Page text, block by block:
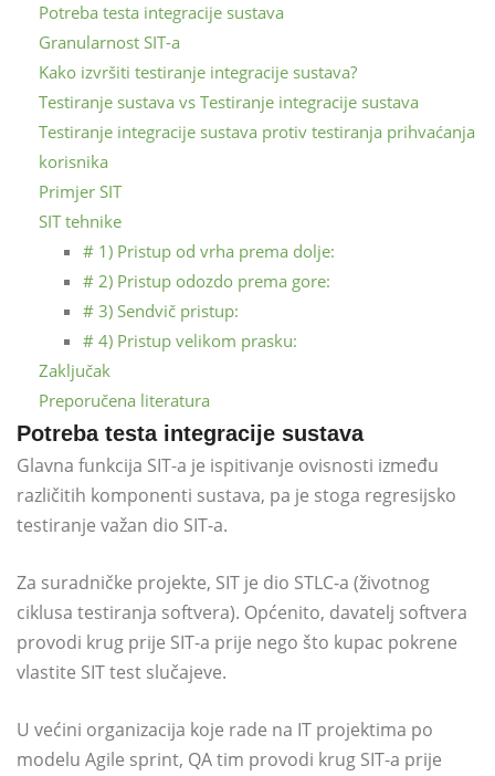
Potreba testa integracije sustava
Granularnost SIT-a
Kako izvršiti testiranje integracije sustava?
Testiranje sustava vs Testiranje integracije sustava
Testiranje integracije sustava protiv testiranja prihvaćanja
korisnika
Primjer SIT
SIT tehnike
# 1) Pristup od vrha prema dolje:
# 2) Pristup odozdo prema gore:
# 3) Sendvič pristup:
# 4) Pristup velikom prasku:
Zaključak
Preporučena literatura
Potreba testa integracije sustava
Glavna funkcija SIT-a je ispitivanje ovisnosti između
različitih komponenti sustava, pa je stoga regresijsko
testiranje važan dio SIT-a.
Za suradničke projekte, SIT je dio STLC-a (životnog
ciklusa testiranja softvera). Općenito, davatelj softvera
provodi krug prije SIT-a prije nego što kupac pokrene
vlastite SIT test slučajeve.
U većini organizacija koje rade na IT projektima po
modelu Agile sprint, QA tim provodi krug SIT-a prije